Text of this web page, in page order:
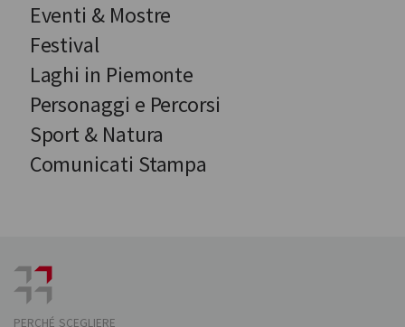
Eventi & Mostre
Festival
Laghi in Piemonte
Personaggi e Percorsi
Sport & Natura
Comunicati Stampa
PERCHÉ SCEGLIERE